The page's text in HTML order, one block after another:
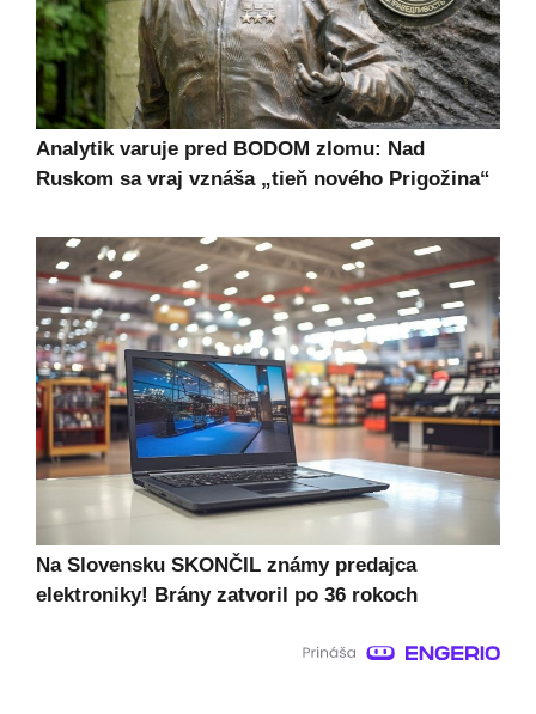
Analytik varuje pred BODOM zlomu: Nad
Ruskom sa vraj vznáša „tieň nového Prigožina“
Na Slovensku SKONČIL známy predajca
elektroniky! Brány zatvoril po 36 rokoch